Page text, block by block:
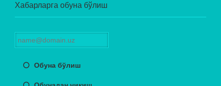
Хабарларга обуна бўлиш
Обуна бўлиш